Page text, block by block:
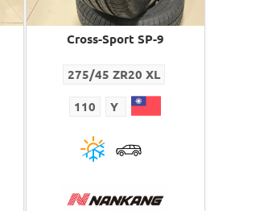
Cross-Sport SP-9
275/45 ZR20 XL
110 Y